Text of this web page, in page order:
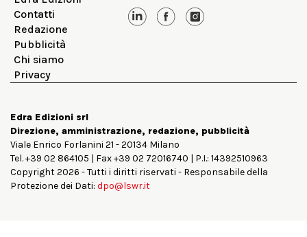
Contatti
Redazione
Pubblicità
Chi siamo
Privacy
Edra Edizioni srl
Direzione, amministrazione, redazione, pubblicità
Viale Enrico Forlanini 21 - 20134 Milano
Tel. +39 02 864105 | Fax +39 02 72016740 | P.I.: 14392510963
Copyright 2026 - Tutti i diritti riservati - Responsabile della
Protezione dei Dati: dpo@lswr.it